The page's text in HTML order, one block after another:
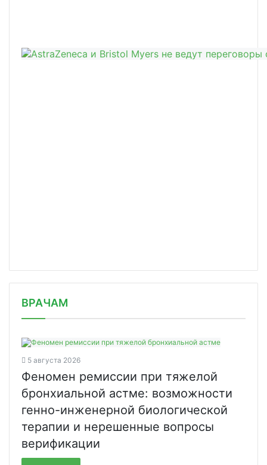
ВРАЧАМ
5 августа 2026
Феномен ремиссии при тяжелой
бронхиальной астме: возможности
генно-инженерной биологической
терапии и нерешенные вопросы
верификации